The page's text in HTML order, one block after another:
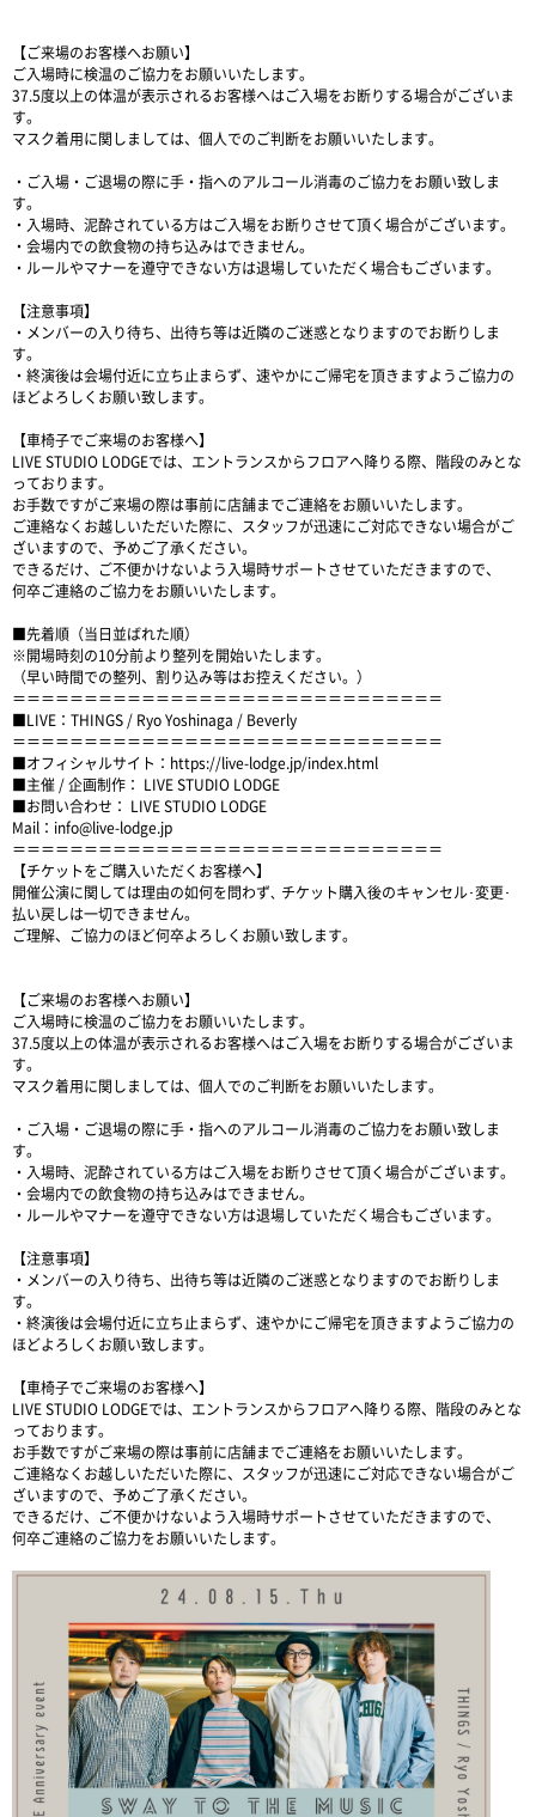
【ご来場のお客様へお願い】
ご入場時に検温のご協力をお願いいたします。
37.5度以上の体温が表示されるお客様へはご入場をお断りする場合がございま
す。
マスク着用に関しましては、個人でのご判断をお願いいたします。
・ご入場・ご退場の際に手・指へのアルコール消毒のご協力をお願い致しま
す。
・入場時、泥酔されている方はご入場をお断りさせて頂く場合がございます。
・会場内での飲食物の持ち込みはできません。
・ルールやマナーを遵守できない方は退場していただく場合もございます。
【注意事項】
・メンバーの入り待ち、出待ち等は近隣のご迷惑となりますのでお断りしま
す。
・終演後は会場付近に立ち止まらず、速やかにご帰宅を頂きますようご協力の
ほどよろしくお願い致します。
【車椅子でご来場のお客様へ】
LIVE STUDIO LODGEでは、エントランスからフロアへ降りる際、階段のみとな
っております。
お手数ですがご来場の際は事前に店舗までご連絡をお願いいたします。
ご連絡なくお越しいただいた際に、スタッフが迅速にご対応できない場合がご
ざいますので、予めご了承ください。
できるだけ、ご不便かけないよう入場時サポートさせていただきますので、
何卒ご連絡のご協力をお願いいたします。
■先着順（当日並ばれた順）
※開場時刻の10分前より整列を開始いたします。
（早い時間での整列、割り込み等はお控えください。）
＝＝＝＝＝＝＝＝＝＝＝＝＝＝＝＝＝＝＝＝＝＝＝＝＝＝＝＝＝＝
■LIVE：THINGS / Ryo Yoshinaga / Beverly
＝＝＝＝＝＝＝＝＝＝＝＝＝＝＝＝＝＝＝＝＝＝＝＝＝＝＝＝＝＝
■オフィシャルサイト：https://live-lodge.jp/index.html
■主催 / 企画制作： LIVE STUDIO LODGE
■お問い合わせ： LIVE STUDIO LODGE
Mail：info@live-lodge.jp
＝＝＝＝＝＝＝＝＝＝＝＝＝＝＝＝＝＝＝＝＝＝＝＝＝＝＝＝＝＝
【チケットをご購入いただくお客様へ】
開催公演に関しては理由の如何を問わず､ チケット購入後のキャンセル･変更･
払い戻しは一切できません。
ご理解、ご協力のほど何卒よろしくお願い致します。
【ご来場のお客様へお願い】
ご入場時に検温のご協力をお願いいたします。
37.5度以上の体温が表示されるお客様へはご入場をお断りする場合がございま
す。
マスク着用に関しましては、個人でのご判断をお願いいたします。
・ご入場・ご退場の際に手・指へのアルコール消毒のご協力をお願い致しま
す。
・入場時、泥酔されている方はご入場をお断りさせて頂く場合がございます。
・会場内での飲食物の持ち込みはできません。
・ルールやマナーを遵守できない方は退場していただく場合もございます。
【注意事項】
・メンバーの入り待ち、出待ち等は近隣のご迷惑となりますのでお断りしま
す。
・終演後は会場付近に立ち止まらず、速やかにご帰宅を頂きますようご協力の
ほどよろしくお願い致します。
【車椅子でご来場のお客様へ】
LIVE STUDIO LODGEでは、エントランスからフロアへ降りる際、階段のみとな
っております。
お手数ですがご来場の際は事前に店舗までご連絡をお願いいたします。
ご連絡なくお越しいただいた際に、スタッフが迅速にご対応できない場合がご
ざいますので、予めご了承ください。
できるだけ、ご不便かけないよう入場時サポートさせていただきますので、
何卒ご連絡のご協力をお願いいたします。